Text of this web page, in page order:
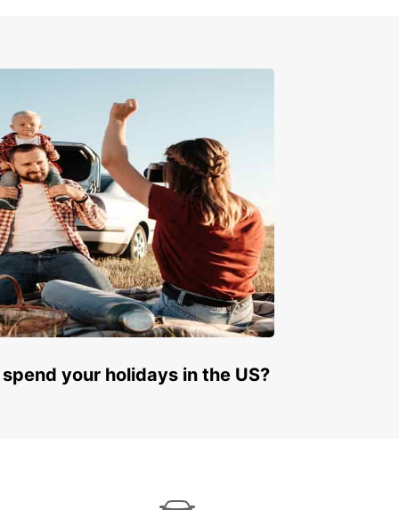
your holidays in the US?